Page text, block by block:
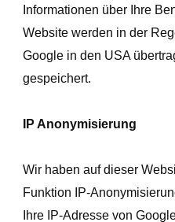
Informationen über Ihre
Website werden in der
Google in den USA
gespeichert.
IP Anonymisierung
Wir haben auf dieser
Funktion IP-
Ihre IP-Adresse von